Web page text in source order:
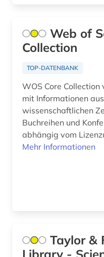
Web of
Collection
TOP-DATENBANK
WOS Core
mit Informationen
wissenschaftlichen
Buchreihen und
abhängig vom
Mehr Informationen
Taylor &